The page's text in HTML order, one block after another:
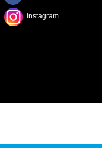
instagram